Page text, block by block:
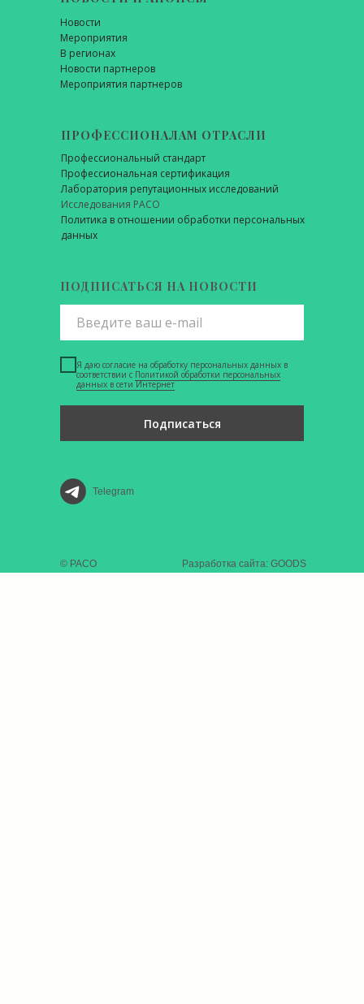
Новости
Мероприятия
В регионах
Новости партнеров
Мероприятия партнеров
ПРОФЕССИОНАЛАМ ОТРАСЛИ
Профессиональный стандарт
Профессиональная сертификация
Лаборатория репутационных исследований
Исследования РАСО
Политика в отношении обработки персональных
данных
© РАСО
Я даю согласие на обработку персональных данных в
соответствии с Политикой обработки персональных
данных в сети Интернет
Подписаться
Telegram
Разработка сайта: GOODS
ПОДПИСАТЬСЯ НА НОВОСТИ